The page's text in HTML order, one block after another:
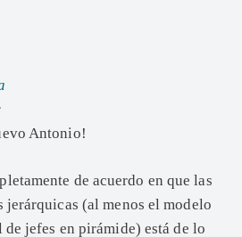
Antonio!
de acuerdo en que las
jerárquicas (al menos el modelo
jefes en pirámide) está de lo